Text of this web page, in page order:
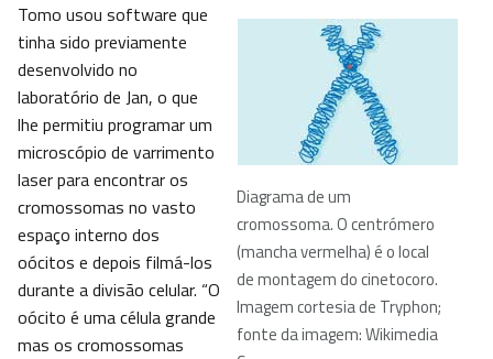
Diagrama de um
cromossoma. O centrómero
(mancha vermelha) é o local
de montagem do cinetocoro.
Imagem cortesia de Tryphon;
fonte da imagem: Wikimedia
Tomo usou software que
tinha sido previamente
desenvolvido no
laboratório de Jan, o que
lhe permitiu programar um
microscópio de varrimento
laser para encontrar os
cromossomas no vasto
espaço interno dos
oócitos e depois filmá-los
durante a divisão celular. “O
oócito é uma célula grande
mas os cromossomas